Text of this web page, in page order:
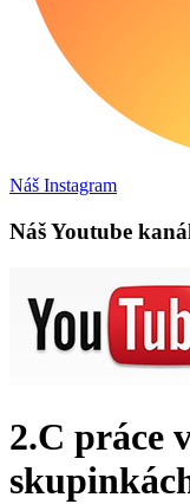
Náš Instagram
Náš Youtube
2.C práce